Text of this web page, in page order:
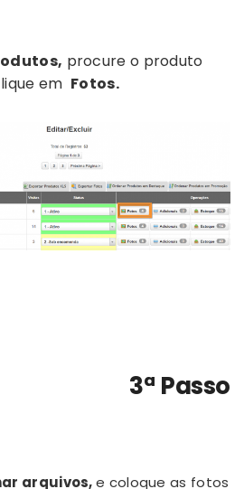
procure o produto
em Fotos.
3ª Passo
arquivos,e coloque as fotos